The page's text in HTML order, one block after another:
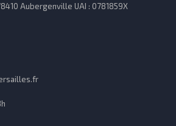
Aubergenville UAI : 0781859X